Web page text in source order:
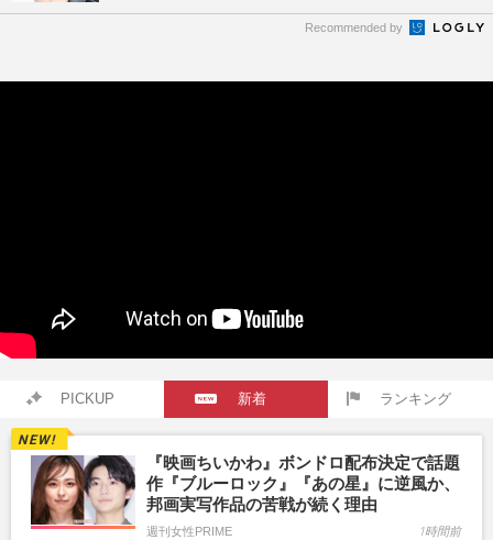
Recommended by
PICKUP 新着 ランキング
『映画ちいかわ』ボンドロ配布決定で話題
作『ブルーロック』『あの星』に逆風か、
邦画実写作品の苦戦が続く理由
週刊女性PRIME 1時間前